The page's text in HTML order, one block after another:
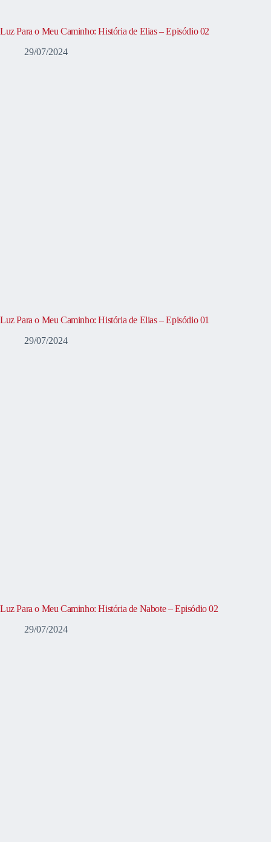
Luz Para o Meu Caminho: História de Elias – Episódio 02
29/07/2024
Luz Para o Meu Caminho: História de Elias – Episódio 01
29/07/2024
Luz Para o Meu Caminho: História de Nabote – Episódio 02
29/07/2024